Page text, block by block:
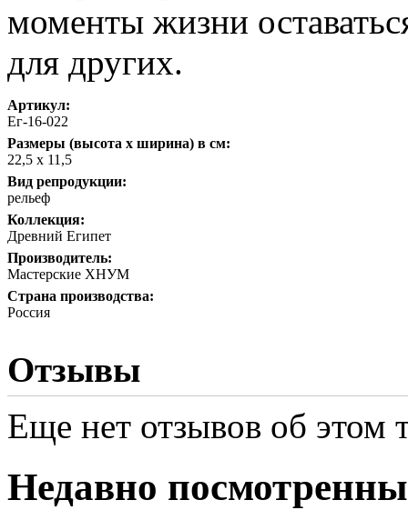
моменты жизни
для других.
Артикул:
Ег-16-022
Размеры (высота х ширина) в см:
22,5 х 11,5
Вид репродукции:
рельеф
Коллекция:
Древний Египет
Производитель:
Мастерские ХНУМ
Страна производства:
Россия
Отзывы
Еще нет отзывов об этом
Недавно